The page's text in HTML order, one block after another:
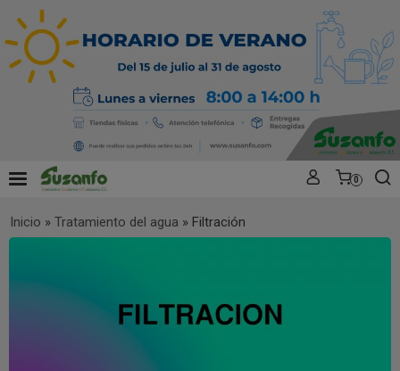
0
Inicio » Tratamiento del agua » Filtración